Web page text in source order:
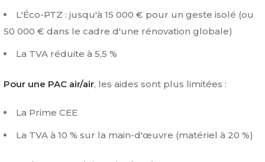
L'Éco-PTZ : jusqu'à 15 000 € pour un geste isolé (ou
50 000 € dans le cadre d'une rénovation globale)
La TVA réduite à 5,5 %
Pour une PAC air/air, les aides sont plus limitées :
La Prime CEE
La TVA à 10 % sur la main-d'œuvre (matériel à 20 %)